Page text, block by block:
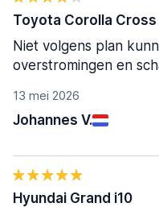
13 mei 2026
Johannes V.
Toyota Corolla Cross
Niet volgens plan
overstromingen en
Hyundai Grand i10